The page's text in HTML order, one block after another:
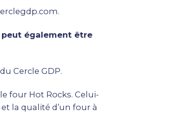
.
peut également être
Cercle GDP.
four Hot Rocks. Celui-
la qualité d’un four à